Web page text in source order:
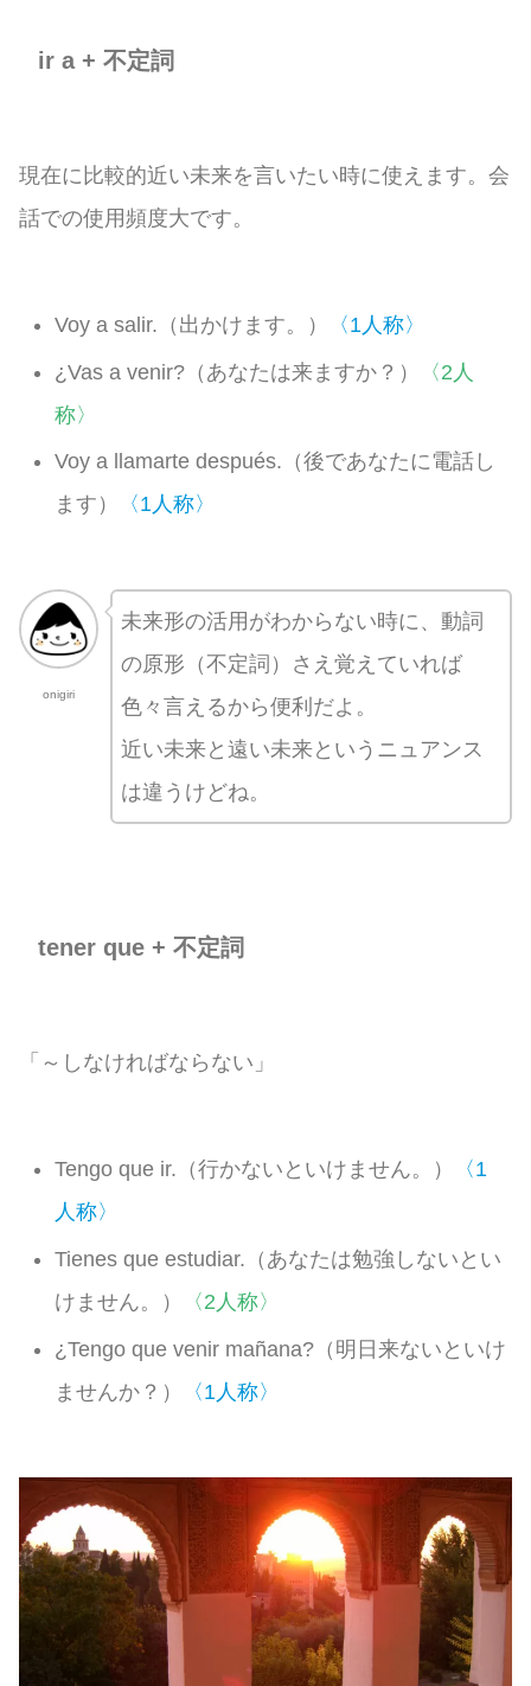
ir a + 不定詞
現在に比較的近い未来を言いたい時に使えます。会
話での使用頻度大です。
Voy a salir.（出かけます。）
〈1人称〉
¿Vas a venir?（あなたは来ますか？）
〈2人
称〉
Voy a llamarte después.（後であなたに電話し
ます）
〈1人称〉
onigiri
未来形の活用がわからない時に、動詞
の原形（不定詞）さえ覚えていれば
色々言えるから便利だよ。
近い未来と遠い未来というニュアンス
は違うけどね。
tener que + 不定詞
「～しなければならない」
Tengo que ir.（行かないといけません。）
〈1
人称〉
Tienes que estudiar.（あなたは勉強しないとい
けません。）
〈2人称〉
¿Tengo que venir mañana?（明日来ないといけ
ませんか？）
〈1人称〉